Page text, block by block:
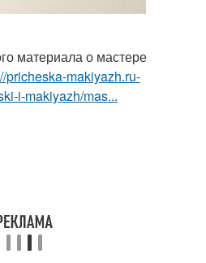
материала о мастере
pricheska-makiyazh.ru-
i-makiyazh/mas...